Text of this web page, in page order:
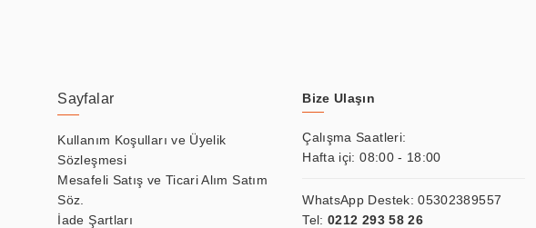
Sayfalar
Kullanım Koşulları ve Üyelik
Sözleşmesi
Mesafeli Satış ve Ticari Alım Satım
Söz.
İade Şartları
Bize Ulaşın
Çalışma Saatleri:
Hafta içi: 08:00 - 18:00
WhatsApp Destek:05302389557
Tel: 0212 293 58 26